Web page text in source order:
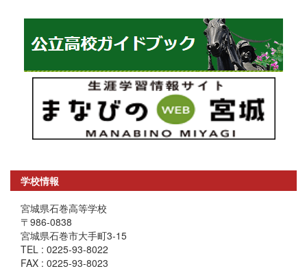
学校情報
宮城県石巻高等学校
〒986-0838
宮城県石巻市大手町3-15
TEL : 0225-93-8022
FAX : 0225-93-8023